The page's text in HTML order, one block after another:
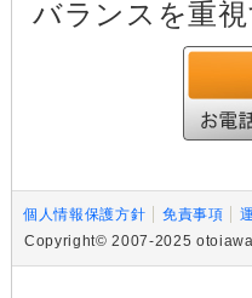
バランスを重
個人情報保護方針 免責事項
Copyright© 2007-2025